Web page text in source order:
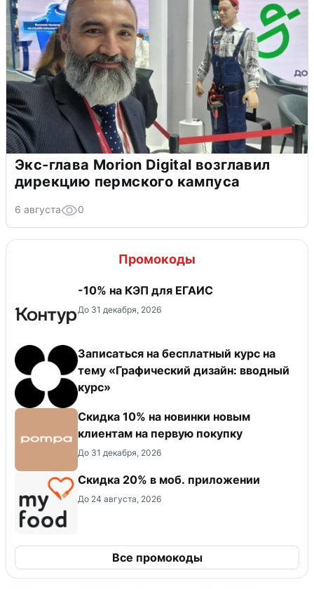
Экс-глава Morion Digital возглавил
дирекцию пермского кампуса
6 августа 0
Промокоды
-10% на КЭП для ЕГАИС
До 31 декабря, 2026
Записаться на бесплатный курс на
тему «Графический дизайн: вводный
курс»
Скидка 10% на новинки новым
клиентам на первую покупку
До 31 декабря, 2026
Скидка 20% в моб. приложении
До 24 августа, 2026
Все промокоды